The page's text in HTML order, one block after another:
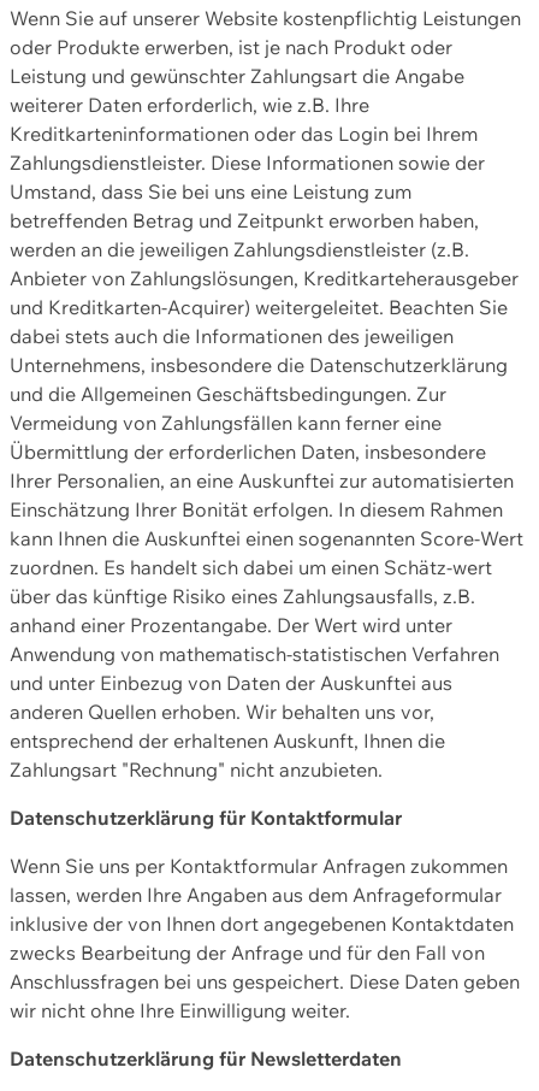
Wenn Sie auf unserer Website kostenpflichtig Leistungen
oder Produkte erwerben, ist je nach Produkt oder
Leistung und gewünschter Zahlungsart die Angabe
weiterer Daten erforderlich, wie z.B. Ihre
Kreditkarteninformationen oder das Login bei Ihrem
Zahlungsdienstleister. Diese Informationen sowie der
Umstand, dass Sie bei uns eine Leistung zum
betreffenden Betrag und Zeitpunkt erworben haben,
werden an die jeweiligen Zahlungsdienstleister (z.B.
Anbieter von Zahlungslösungen, Kreditkarteherausgeber
und Kreditkarten-Acquirer) weitergeleitet. Beachten Sie
dabei stets auch die Informationen des jeweiligen
Unternehmens, insbesondere die Datenschutzerklärung
und die Allgemeinen Geschäftsbedingungen. Zur
Vermeidung von Zahlungsfällen kann ferner eine
Übermittlung der erforderlichen Daten, insbesondere
Ihrer Personalien, an eine Auskunftei zur automatisierten
Einschätzung Ihrer Bonität erfolgen. In diesem Rahmen
kann Ihnen die Auskunftei einen sogenannten Score-Wert
zuordnen. Es handelt sich dabei um einen Schätz-wert
über das künftige Risiko eines Zahlungsausfalls, z.B.
anhand einer Prozentangabe. Der Wert wird unter
Anwendung von mathematisch-statistischen Verfahren
und unter Einbezug von Daten der Auskunftei aus
anderen Quellen erhoben. Wir behalten uns vor,
entsprechend der erhaltenen Auskunft, Ihnen die
Zahlungsart "Rechnung" nicht anzubieten.
Datenschutzerklärung für Kontaktformular
Wenn Sie uns per Kontaktformular Anfragen zukommen
lassen, werden Ihre Angaben aus dem Anfrageformular
inklusive der von Ihnen dort angegebenen Kontaktdaten
zwecks Bearbeitung der Anfrage und für den Fall von
Anschlussfragen bei uns gespeichert. Diese Daten geben
wir nicht ohne Ihre Einwilligung weiter.
Datenschutzerklärung für Newsletterdaten